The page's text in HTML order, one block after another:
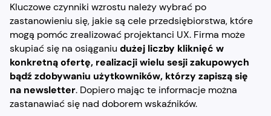
Kluczowe czynniki wzrostu należy wybrać po
zastanowieniu się, jakie są cele przedsiębiorstwa, które
mogą pomóc zrealizować projektanci UX. Firma może
skupiać się na osiąganiu dużej liczby kliknięć w
konkretną ofertę, realizacji wielu sesji zakupowych
bądź zdobywaniu użytkowników, którzy zapiszą się
na newsletter. Dopiero mając te informacje można
zastanawiać się nad doborem wskaźników.